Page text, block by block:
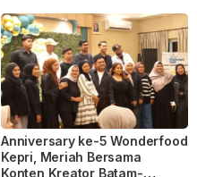
Anniversary ke-5 Wonderfood
Kepri, Meriah Bersama
Konten Kreator Batam-